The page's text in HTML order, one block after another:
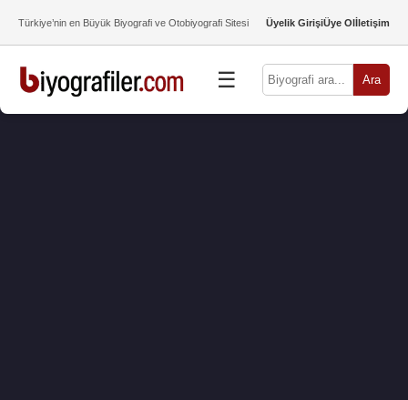
Türkiye’nin en Büyük Biyografi ve Otobiyografi Sitesi Üyelik GirişiÜye Olİletişim
☰ Ara